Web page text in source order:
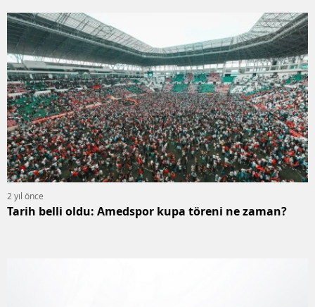
2 yıl önce
Tarih belli oldu: Amedspor kupa töreni ne zaman?